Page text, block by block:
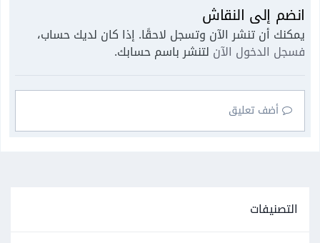
انضم إلى النقاش
يمكنك أن تنشر الآن وتسجل لاحقًا. إذا كان لديك حساب،
فسجل الدخول الآن لتنشر باسم حسابك.
أضف تعليق
التصنيفات